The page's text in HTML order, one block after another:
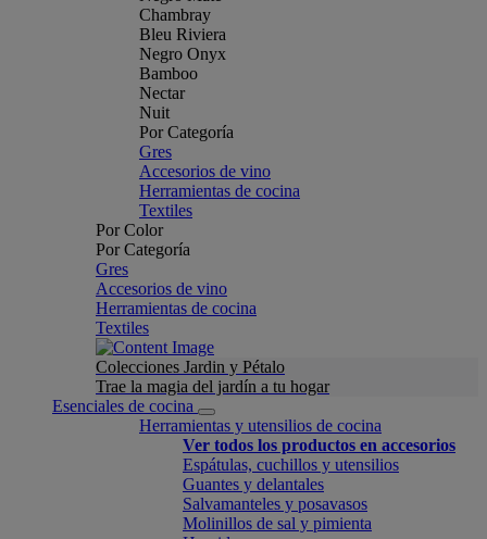
Chambray
Bleu Riviera
Negro Onyx
Bamboo
Nectar
Nuit
Por Categoría
Gres
Accesorios de vino
Herramientas de cocina
Textiles
Por Color
Por Categoría
Gres
Accesorios de vino
Herramientas de cocina
Textiles
Colecciones Jardin y Pétalo
Trae la magia del jardín a tu hogar
Esenciales de cocina
Herramientas y utensilios de cocina
Ver todos los productos en accesorios
Espátulas, cuchillos y utensilios
Guantes y delantales
Salvamanteles y posavasos
Molinillos de sal y pimienta